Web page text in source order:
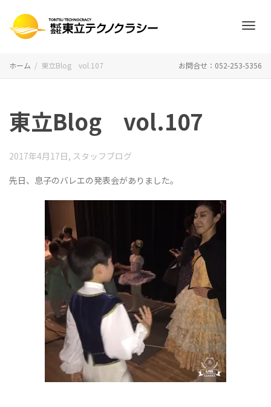
ホーム 東立Blog vol.107 お問合せ：052-253-5356
東立Blog vol.107
2017年4月17日, スタッフブログ
先日、息子のバレエの発表会がありました。